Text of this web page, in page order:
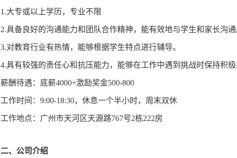
1.大专或以上学历，专业不限
2.具备良好的沟通能力和团队合作精神，能有效地与学生和家长沟
3.对教育行业有热情，能够根据学生特点进行辅导。
4.具有较强的责任心和抗压能力，能够在工作中遇到挑战时保持积
薪酬待遇：底薪4000+激励奖金500-800
工作时间：9:00-18:30，休息一个半小时，周末双休
工作地点：广州市天河区天源路767号2栋222房
二、公司介绍